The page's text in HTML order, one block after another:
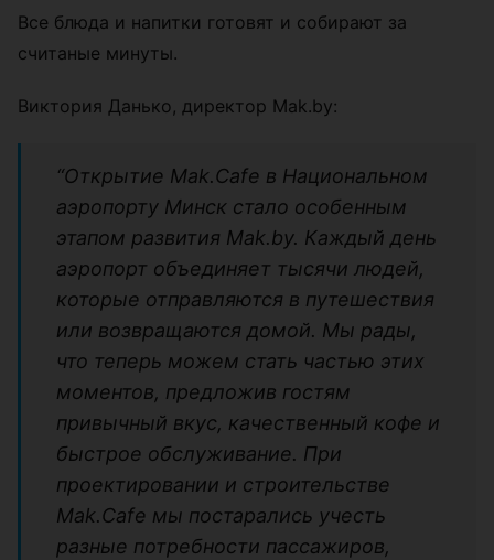
Все блюда и напитки готовят и собирают за
считаные минуты.
Виктория Данько, директор Mak.by:
“Открытие Mak.Cafe в Национальном
аэропорту Минск стало особенным
этапом развития Mak.by. Каждый день
аэропорт объединяет тысячи людей,
которые отправляются в путешествия
или возвращаются домой. Мы рады,
что теперь можем стать частью этих
моментов, предложив гостям
привычный вкус, качественный кофе и
быстрое обслуживание. При
проектировании и строительстве
Mak.Cafe мы постарались учесть
разные потребности пассажиров,